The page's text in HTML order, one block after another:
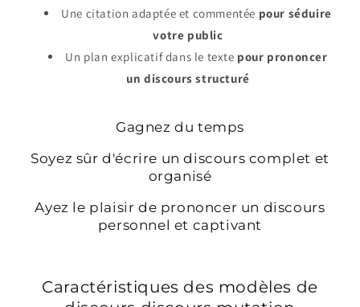
Une citation adaptée et commentée pour séduire
votre public
Un plan explicatif dans le texte pour prononcer
un discours structuré
Gagnez du temps
Soyez sûr d'écrire un discours complet et
organisé
Ayez le plaisir de prononcer un discours
personnel et captivant
Caractéristiques des modèles de